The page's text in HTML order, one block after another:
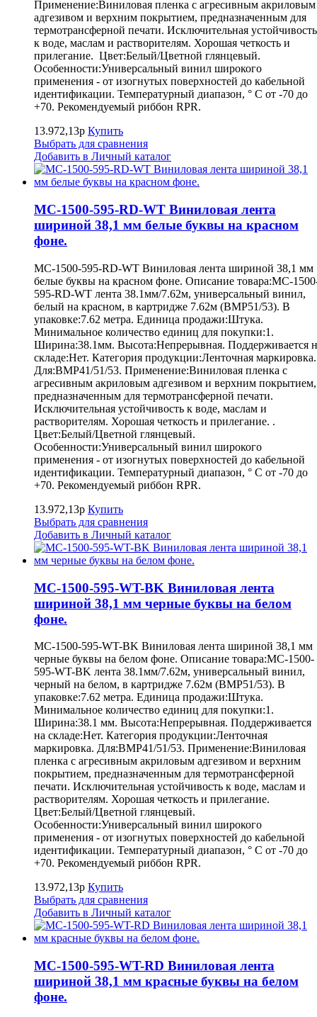
Применение:Виниловая пленка с агресивным акриловым
адгезивом и верхним покрытием, предназначенным для
термотрансферной печати. Исключительная устойчивость
к воде, маслам и растворителям. Хорошая четкость и
прилегание. Цвет:Белый/Цветной глянцевый.
Особенности:Универсальный винил широкого
применения - от изогнутых поверхностей до кабельной
идентификации. Температурный диапазон, ° С от -70 до
+70. Рекомендуемый риббон RPR.
13.972,13р Купить
Выбрать для сравнения
Добавить в Личный каталог
MC-1500-595-RD-WT Виниловая лента
шириной 38,1 мм белые буквы на красном
фоне.
MC-1500-595-RD-WT Виниловая лента шириной 38,1 мм
белые буквы на красном фоне. Описание товара:MC-
595-RD-WT лента 38.1мм/7.62м, универсальный винил,
белый на красном, в картридже 7.62м (BMP51/53). В
упаковке:7.62 метра. Единица продажи:Штука.
Минимальное количество единиц для покупки:1.
Ширина:38.1мм. Высота:Непрерывная. Поддерживается
складе:Нет. Категория продукции:Ленточная маркировка.
Для:BMP41/51/53. Применение:Виниловая пленка с
агресивным акриловым адгезивом и верхним покрытием,
предназначенным для термотрансферной печати.
Исключительная устойчивость к воде, маслам и
растворителям. Хорошая четкость и прилегание. .
Цвет:Белый/Цветной глянцевый.
Особенности:Универсальный винил широкого
применения - от изогнутых поверхностей до кабельной
идентификации. Температурный диапазон, ° С от -70 до
+70. Рекомендуемый риббон RPR.
13.972,13р Купить
Выбрать для сравнения
Добавить в Личный каталог
MC-1500-595-WT-BK Виниловая лента
шириной 38,1 мм черные буквы на белом
фоне.
MC-1500-595-WT-BK Виниловая лента шириной 38,1 мм
черные буквы на белом фоне. Описание товара:MC-1500-
595-WT-BK лента 38.1мм/7.62м, универсальный винил,
черный на белом, в картридже 7.62м (BMP51/53). В
упаковке:7.62 метра. Единица продажи:Штука.
Минимальное количество единиц для покупки:1.
Ширина:38.1 мм. Высота:Непрерывная. Поддерживается
на складе:Нет. Категория продукции:Ленточная
маркировка. Для:BMP41/51/53. Применение:Виниловая
пленка с агресивным акриловым адгезивом и верхним
покрытием, предназначенным для термотрансферной
печати. Исключительная устойчивость к воде, маслам и
растворителям. Хорошая четкость и прилегание.
Цвет:Белый/Цветной глянцевый.
Особенности:Универсальный винил широкого
применения - от изогнутых поверхностей до кабельной
идентификации. Температурный диапазон, ° С от -70 до
+70. Рекомендуемый риббон RPR.
13.972,13р Купить
Выбрать для сравнения
Добавить в Личный каталог
MC-1500-595-WT-RD Виниловая лента
шириной 38,1 мм красные буквы на белом
фоне.